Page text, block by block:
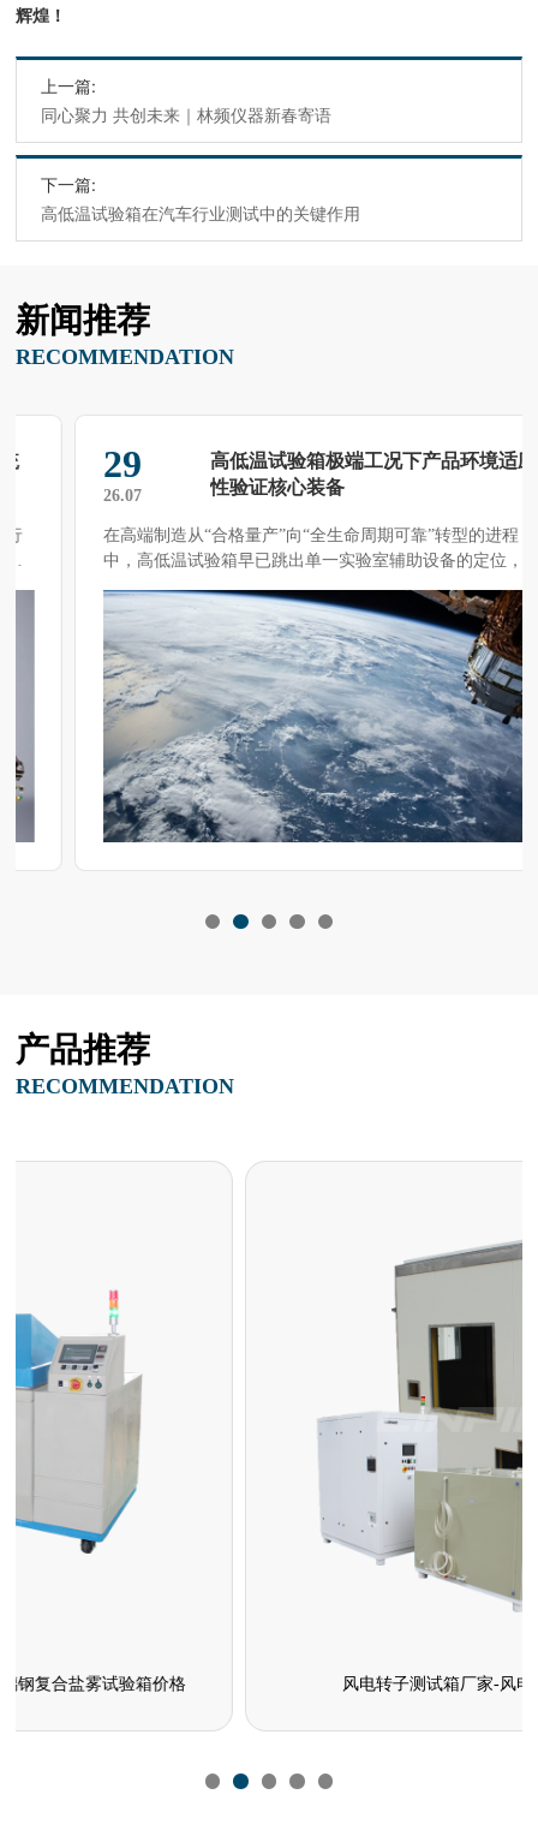
辉煌！
上一篇:
同心聚力 共创未来｜林频仪器新春寄语
下一篇:
高低温试验箱在汽车行业测试中的关键作用
新闻推荐
RECOMMENDATION
高低温试验箱极端工况下产品环境适应
性验证核心装备
在高端制造从“合格量产”向“全生命周期可靠”转型的进程
中，高低温试验箱早已跳出单一实验室辅助设备的定位，成
为覆 […]
产品推荐
RECOMMENDATION
风电转子测试箱厂家-风电转子测试箱价格